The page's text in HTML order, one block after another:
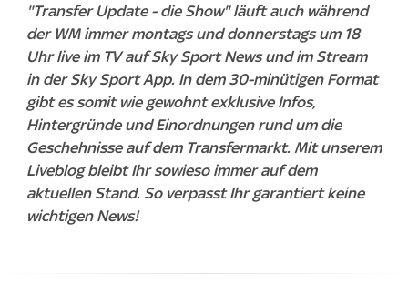
"Transfer Update - die Show" läuft auch während
der WM immer montags und donnerstags um 18
Uhr live im TV auf Sky Sport News und im Stream
in der Sky Sport App. In dem 30-minütigen Format
gibt es somit wie gewohnt exklusive Infos,
Hintergründe und Einordnungen rund um die
Geschehnisse auf dem Transfermarkt. Mit unserem
Liveblog bleibt Ihr sowieso immer auf dem
aktuellen Stand. So verpasst Ihr garantiert keine
wichtigen News!